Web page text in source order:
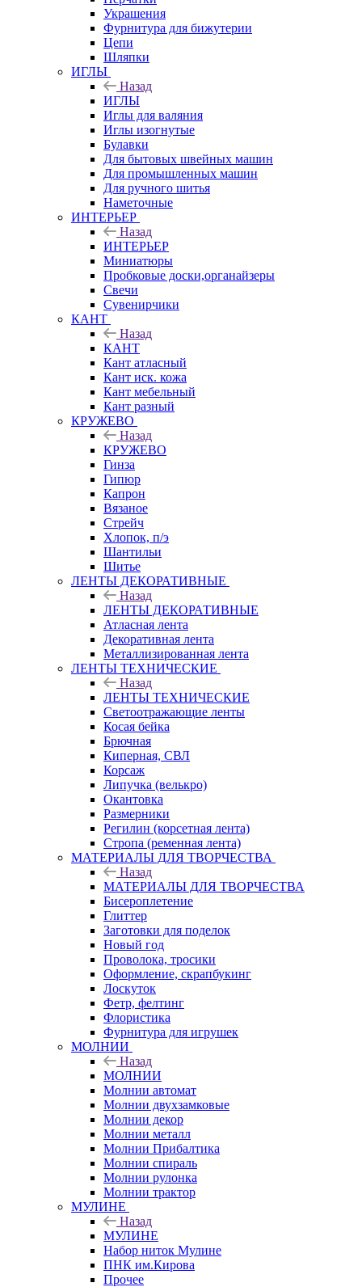
Украшения
Фурнитура для бижутерии
Цепи
Шляпки
ИГЛЫ
Назад
ИГЛЫ
Иглы для валяния
Иглы изогнутые
Булавки
Для бытовых швейных машин
Для промышленных машин
Для ручного шитья
Наметочные
ИНТЕРЬЕР
Назад
ИНТЕРЬЕР
Миниатюры
Пробковые доски,органайзеры
Свечи
Сувенирчики
КАНТ
Назад
КАНТ
Кант атласный
Кант иск. кожа
Кант мебельный
Кант разный
КРУЖЕВО
Назад
КРУЖЕВО
Гинза
Гипюр
Капрон
Вязаное
Стрейч
Хлопок, п/э
Шантильи
Шитье
ЛЕНТЫ ДЕКОРАТИВНЫЕ
Назад
ЛЕНТЫ ДЕКОРАТИВНЫЕ
Атласная лента
Декоративная лента
Металлизированная лента
ЛЕНТЫ ТЕХНИЧЕСКИЕ
Назад
ЛЕНТЫ ТЕХНИЧЕСКИЕ
Светоотражающие ленты
Косая бейка
Брючная
Киперная, СВЛ
Корсаж
Липучка (велькро)
Окантовка
Размерники
Регилин (корсетная лента)
Стропа (ременная лента)
МАТЕРИАЛЫ ДЛЯ ТВОРЧЕСТВА
Назад
МАТЕРИАЛЫ ДЛЯ ТВОРЧЕСТВА
Бисероплетение
Глиттер
Заготовки для поделок
Новый год
Проволока, тросики
Оформление, скрапбукинг
Лоскуток
Фетр, фелтинг
Флористика
Фурнитура для игрушек
МОЛНИИ
Назад
МОЛНИИ
Молнии автомат
Молнии двухзамковые
Молнии декор
Молнии металл
Молнии Прибалтика
Молнии спираль
Молнии рулонка
Молнии трактор
МУЛИНЕ
Назад
МУЛИНЕ
Набор ниток Мулине
ПНК им.Кирова
Прочее